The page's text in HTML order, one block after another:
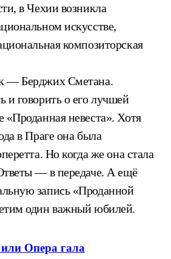
в Чехии возникла
искусстве,
композиторская
— Берджих Сметана.
и говорить о его лучшей
«Проданная невеста». Хотя
в Праге она была
Но когда же она стала
— в передаче. А ещё
запись «Проданной
один важный юбилей.
Опера гала